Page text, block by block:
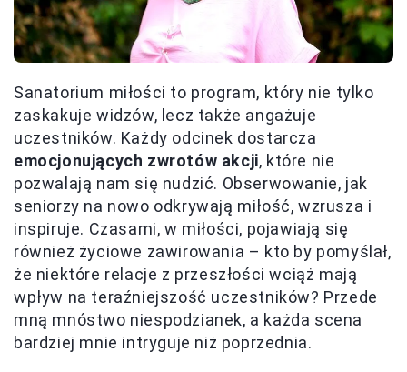
Sanatorium miłości to program, który nie tylko
zaskakuje widzów, lecz także angażuje
uczestników. Każdy odcinek dostarcza
emocjonujących zwrotów akcji, które nie
pozwalają nam się nudzić. Obserwowanie, jak
seniorzy na nowo odkrywają miłość, wzrusza i
inspiruje. Czasami, w miłości, pojawiają się
również życiowe zawirowania – kto by pomyślał,
że niektóre relacje z przeszłości wciąż mają
wpływ na teraźniejszość uczestników? Przede
mną mnóstwo niespodzianek, a każda scena
bardziej mnie intryguje niż poprzednia.